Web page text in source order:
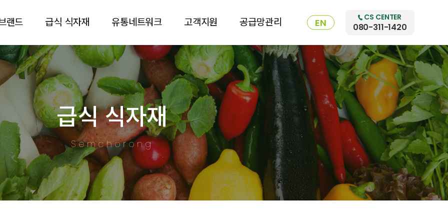
랜드 급식 식자재 유통네트워크 고객지원 공급망관리 EN CS CENTER
080-311-1420
급식 식자재
Semchorong